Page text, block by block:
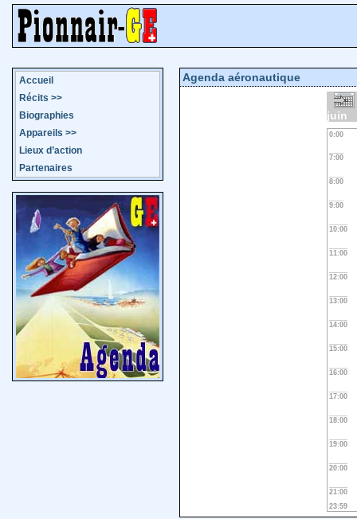
Accueil
Récits >>
Biographies
Appareils >>
Lieux d’action
Partenaires
Agenda aéronautique
juin
0:00
7:00
8:00
9:00
10:00
11:00
12:00
13:00
14:00
15:00
16:00
17:00
18:00
19:00
20:00
21:00
23:59